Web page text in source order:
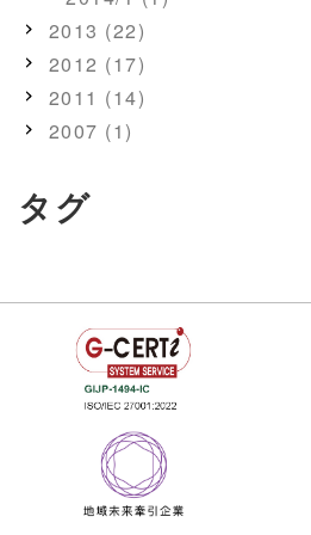
2013 (22)
2012 (17)
2011 (14)
2007 (1)
タグ